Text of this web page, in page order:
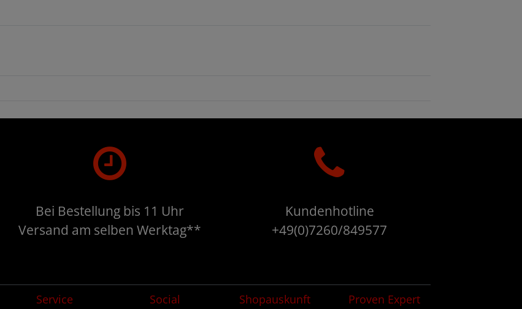
Bei Bestellung bis 11 Uhr
Versand am selben Werktag**
Kundenhotline
+49(0)7260/849577
Service Social Shopauskunft Proven Expert